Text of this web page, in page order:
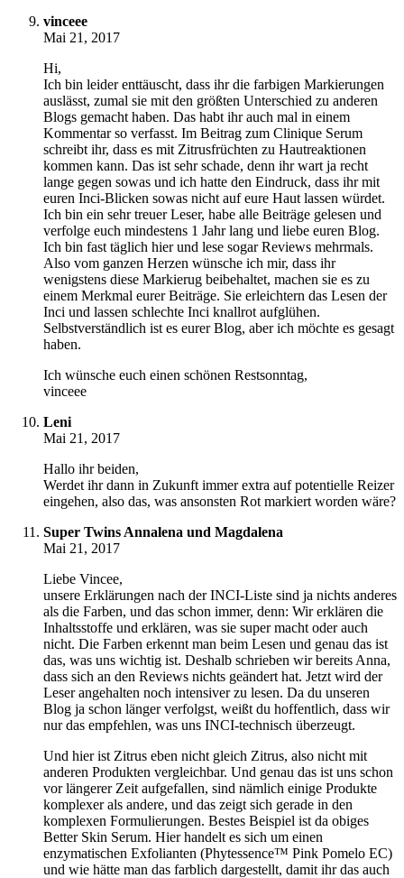
vinceee
Mai 21, 2017
Hi,
Ich bin leider enttäuscht, dass ihr die farbigen Markierungen
auslässt, zumal sie mit den größten Unterschied zu anderen
Blogs gemacht haben. Das habt ihr auch mal in einem
Kommentar so verfasst. Im Beitrag zum Clinique Serum
schreibt ihr, dass es mit Zitrusfrüchten zu Hautreaktionen
kommen kann. Das ist sehr schade, denn ihr wart ja recht
lange gegen sowas und ich hatte den Eindruck, dass ihr mit
euren Inci-Blicken sowas nicht auf eure Haut lassen würdet.
Ich bin ein sehr treuer Leser, habe alle Beiträge gelesen und
verfolge euch mindestens 1 Jahr lang und liebe euren Blog.
Ich bin fast täglich hier und lese sogar Reviews mehrmals.
Also vom ganzen Herzen wünsche ich mir, dass ihr
wenigstens diese Markierug beibehaltet, machen sie es zu
einem Merkmal eurer Beiträge. Sie erleichtern das Lesen der
Inci und lassen schlechte Inci knallrot aufglühen.
Selbstverständlich ist es eurer Blog, aber ich möchte es gesagt
haben.
Ich wünsche euch einen schönen Restsonntag,
vinceee
Leni
Mai 21, 2017
Hallo ihr beiden,
Werdet ihr dann in Zukunft immer extra auf potentielle Reizer
eingehen, also das, was ansonsten Rot markiert worden wäre?
Super Twins Annalena und Magdalena
Mai 21, 2017
Liebe Vincee,
unsere Erklärungen nach der INCI-Liste sind ja nichts anderes
als die Farben, und das schon immer, denn: Wir erklären die
Inhaltsstoffe und erklären, was sie super macht oder auch
nicht. Die Farben erkennt man beim Lesen und genau das ist
das, was uns wichtig ist. Deshalb schrieben wir bereits Anna,
dass sich an den Reviews nichts geändert hat. Jetzt wird der
Leser angehalten noch intensiver zu lesen. Da du unseren
Blog ja schon länger verfolgst, weißt du hoffentlich, dass wir
nur das empfehlen, was uns INCI-technisch überzeugt.
Und hier ist Zitrus eben nicht gleich Zitrus, also nicht mit
anderen Produkten vergleichbar. Und genau das ist uns schon
vor längerer Zeit aufgefallen, sind nämlich einige Produkte
komplexer als andere, und das zeigt sich gerade in den
komplexen Formulierungen. Bestes Beispiel ist da obiges
Better Skin Serum. Hier handelt es sich um einen
enzymatischen Exfolianten (Phytessence™ Pink Pomelo EC)
und wie hätte man das farblich dargestellt, damit ihr das auch